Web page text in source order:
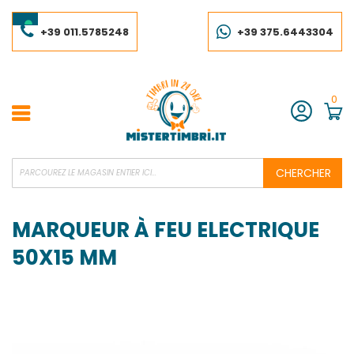
to
Content+39 011.5785248 +39 375.6443304
Compte
0
CHERCHER
MARQUEUR À FEU ELECTRIQUE
50X15 MM